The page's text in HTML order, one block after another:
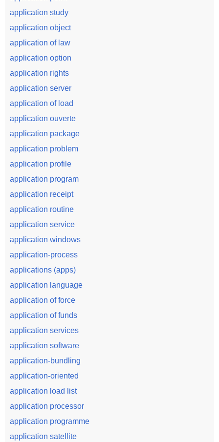
application study
application object
application of law
application option
application rights
application server
application of load
application ouverte
application package
application problem
application profile
application program
application receipt
application routine
application service
application windows
application-process
applications (apps)
application language
application of force
application of funds
application services
application software
application-bundling
application-oriented
application load list
application processor
application programme
application satellite